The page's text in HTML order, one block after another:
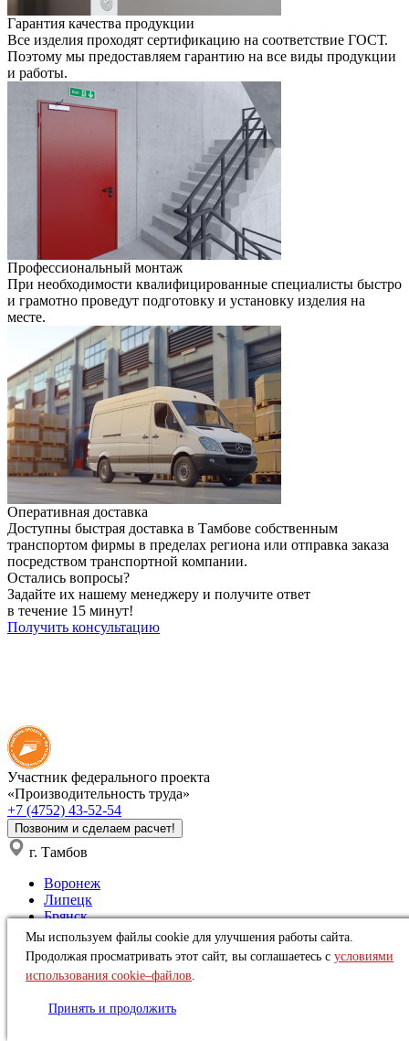
Гарантия качества продукции
Все изделия проходят сертификацию на соответствие ГОСТ.
Поэтому мы предоставляем гарантию на все виды продукции
и работы.
Профессиональный монтаж
При необходимости квалифицированные специалисты быстро
и грамотно проведут подготовку и установку изделия на
месте.
Оперативная доставка
Доступны быстрая доставка в Тамбове собственным
транспортом фирмы в пределах региона или отправка заказа
посредством транспортной компании.
Остались вопросы?
Задайте их нашему менеджеру и получите ответ
в течение 15 минут!
Получить консультацию
Участник федерального проекта
«Производительность труда»
+7 (4752) 43-52-54
Позвоним и сделаем расчет!
г. Тамбов
Воронеж
Липецк
Брянск
Нижний Новгород
Тамбов
Орёл
Краснодар
Мы используем файлы cookie для улучшения работы сайта.
Продолжая просматривать этот сайт, вы соглашаетесь с условиями
использования cookie–файлов.
Принять и продолжить